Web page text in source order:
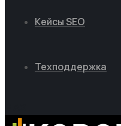
Кейсы SEO
Техподдержка